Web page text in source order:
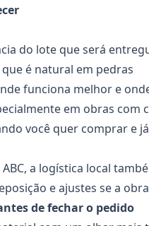
do lote que será
que é natural em pedras
funciona melhor e
em obras com
você quer comprar e
a logística local
e ajustes se a
de fechar o pedido